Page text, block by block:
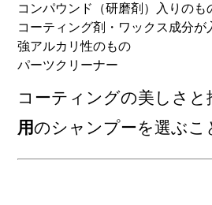
コンパウンド（研磨剤）入りのも
コーティング剤・ワックス成分が
強アルカリ性のもの
パーツクリーナー
コーティングの美しさと
用のシャンプーを選ぶこ